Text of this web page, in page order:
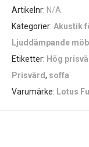
Artikelnr: N/A
Kategorier: Akustik
Ljuddämpande
Etiketter: Hög
Prisvärd, soffa
Varumärke: Lotus